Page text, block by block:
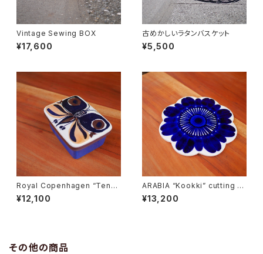
Vintage Sewing BOX
¥17,600
古めかしいラタンバスケット
¥5,500
Royal Copenhagen “Tener
a” Butter Case
¥12,100
ARABIA “Kookki” cutting b
oard
¥13,200
その他の商品